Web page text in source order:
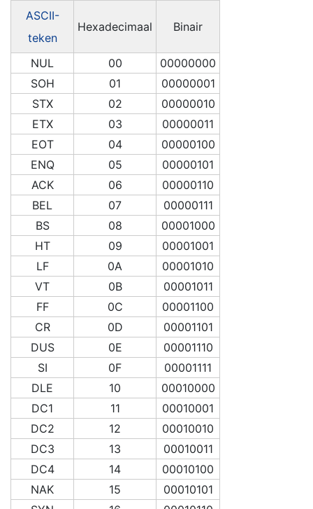
ASCII-
teken
Hexadecimaal Binair
NUL 00
00000000
SOH
01
00000001
STX
02
00000010
ETX
03
00000011
EOT
04
00000100
ENQ
05
00000101
ACK
06
00000110
BEL
07
00000111
BS
08
00001000
HT
09
00001001
LF
0A
00001010
VT
0B
00001011
FF
0C
00001100
CR
0D
00001101
DUS
0E
00001110
SI
0F
00001111
DLE
10
00010000
DC1
11
00010001
DC2
12
00010010
DC3
13
00010011
DC4
14
00010100
NAK
15
00010101